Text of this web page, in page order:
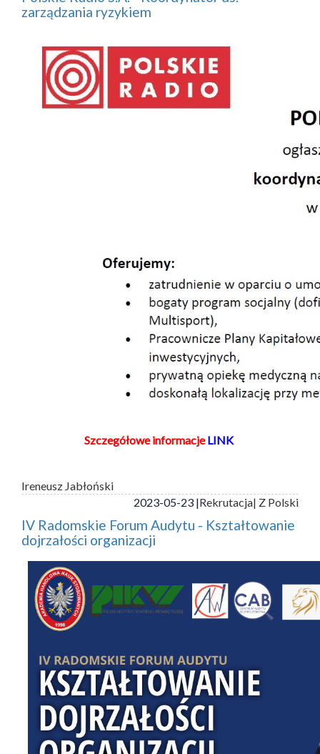
zarządzania ryzykiem
Szczegółowe informacje LINK
Ireneusz Jabłoński
2023-05-23 |Rekrutacja| Z Polski
IV Radomskie Forum Audytu - Kształtowanie
dojrzałości organizacji